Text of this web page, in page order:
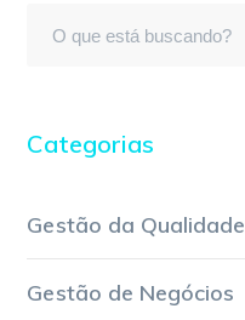
Categorias
Gestão da Qualidade
Gestão de Negócios